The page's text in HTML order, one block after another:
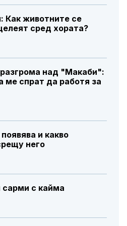
Как животните се
сред хората?
над "Макаби":
ме спрат да работя за
и какво
него
сарми с кайма